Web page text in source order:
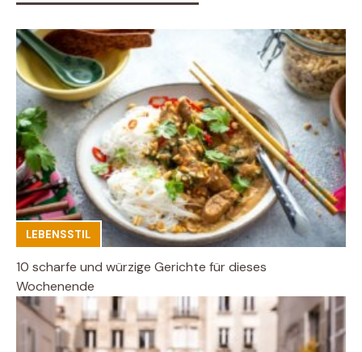
LEBENSSTIL
10 scharfe und würzige Gerichte für dieses
Wochenende